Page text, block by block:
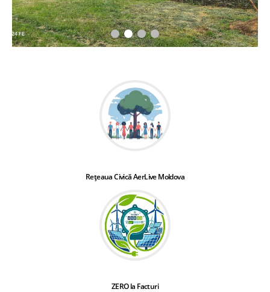
Rețeaua Civică AerLive Moldova
ZERO la Facturi